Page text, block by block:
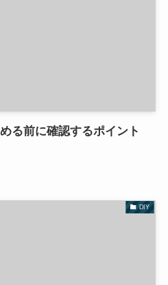
る前に確認するポイント
DIY